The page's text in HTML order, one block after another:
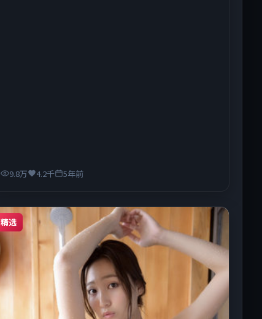
9.8万 4.2千 5年前
精选